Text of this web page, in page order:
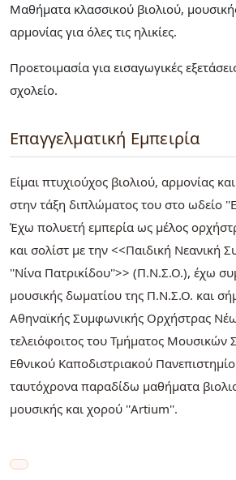
Μαθήματα κλασσικού βιολιού,
αρμονίας για όλες τις ηλικίες.
Προετοιμασία για εισαγωγικές
σχολείο.
Επαγγελματική Εμπειρία
Είμαι πτυχιούχος βιολιού, αρμονίας και
στην τάξη διπλώματος του στο ωδείο
Έχω πολυετή εμπερία ως μέλος
και σολίστ με την <<Παιδική Νεανική
''Νίνα Πατρικίδου''>> (Π.Ν.Σ.Ο.), έχω
μουσικής δωματίου της Π.Ν.Σ.Ο. και
Αθηναϊκής Συμφωνικής Ορχήστρας
τελειόφοιτος του Τμήματος
Εθνικού Καποδιστριακού
ταυτόχρονα παραδίδω μαθήματα
μουσικής και χορού ''Artium''.